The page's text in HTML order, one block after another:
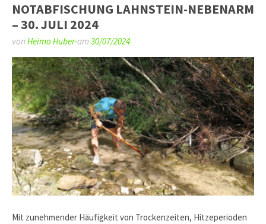
NOTABFISCHUNG LAHNSTEIN-NEBENARM
– 30. JULI 2024
von Heimo Huber-am 30/07/2024
Mit zunehmender Häufigkeit von Trockenzeiten, Hitzeperioden